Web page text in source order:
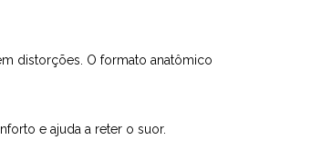
distorções. O formato anatômico
e ajuda a reter o suor.